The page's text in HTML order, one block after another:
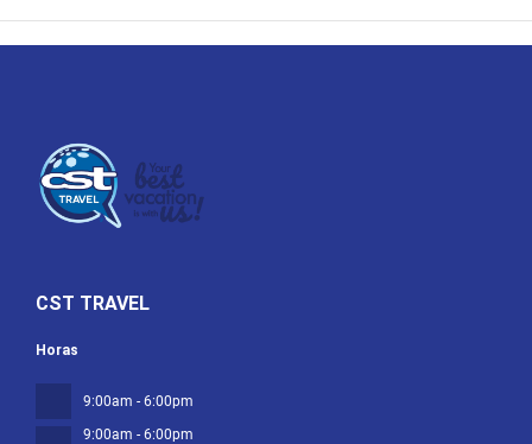
CST TRAVEL
Horas
9:00am - 6:00pm
9:00am - 6:00pm